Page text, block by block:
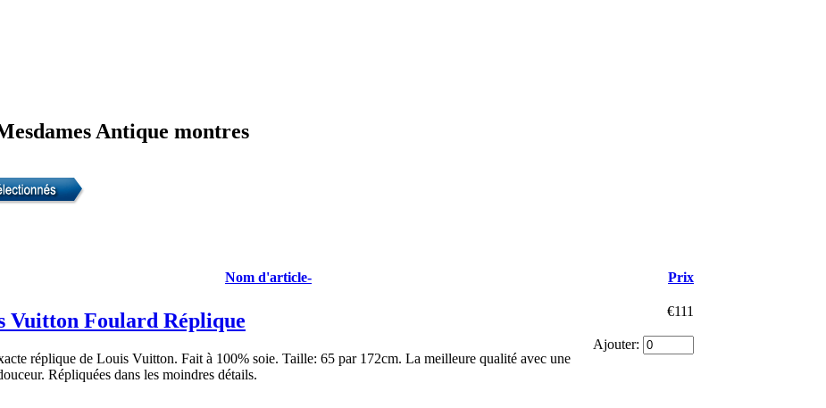
Antique montres
Nom d'article- Prix
Vuitton Foulard Réplique
réplique de Louis Vuitton. Fait à 100% soie. Taille: 65 par 172cm. La meilleure qualité avec une
Répliquées dans les moindres détails.
€111
Ajouter: